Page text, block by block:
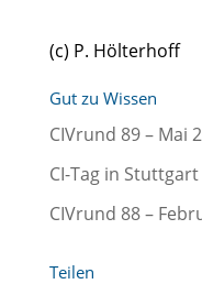
(c) P. Hölterhoff
Gut zu Wissen
CIVrund 89 – Mai
CI-Tag in
CIVrund 88 –
Teilen